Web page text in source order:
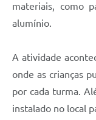
materiais, como
alumínio.
A atividade
onde as crianças
por cada turma.
instalado no local